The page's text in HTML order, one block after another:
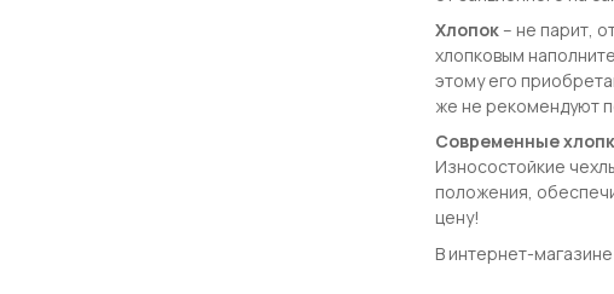
Хлопок– не парит,
хлопковым
этому его
же не рекомендуют
Современные
Износостойкие
положения,
цену!
В интернет-